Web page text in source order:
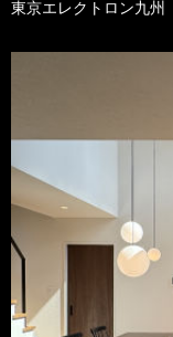
東京エレクトロン九